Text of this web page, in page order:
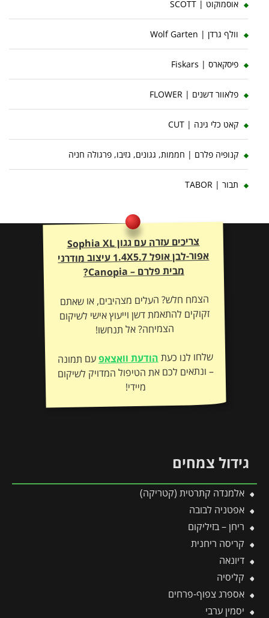
אוסמוקוט | SCOTT
וולף גרדן | Wolf Garten
פיסקארס | Fiskars
פלאוור דשנים | FLOWER
קאט כלי גינה | CUT
קנופיה פלרם | חממות, גגונים, גזיבו, פרגולה חניה
תבור | TABOR
צריכים עזרה עם גגון Sophia XL
אפור-לבן אופל 1.4X5.7 עיצוב מודרני
מבית פלרם – Canopia?
הצמח חלש? העלים מצהיבים, או שאתם
זקוקים להתאמת דשן וייעוץ אישי לשיקום
הצמיחה? אל תנחשו!
שלחו לנו כעתהודעת וואצאפעם תמונה
– ונתאים לכם את הטיפול המדויק לשיקום
מיידי!
גידול צמחים
אלמנדה קתרטית (קטריקה)
אפטניה לבובה
ריחן – בזיליקום
קריסה ריחנית
דיונאה
קליסיה
אספרג צפוף-פרחים
יסמין ערבי